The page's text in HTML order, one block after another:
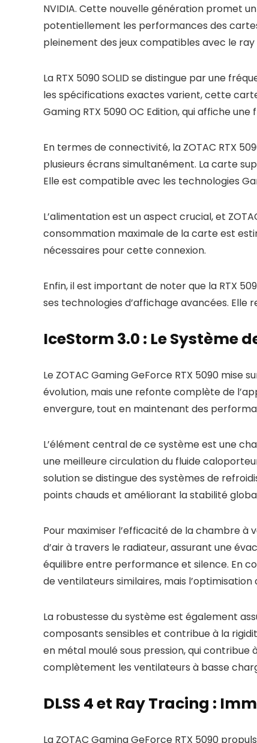
NVIDIA. Cette nouvelle génération promet
potentiellement les performances des
pleinement des jeux compatibles avec le
La RTX 5090 SOLID se distingue par une
les spécifications exactes varient, cette
Gaming RTX 5090 OC Edition, qui affiche
En termes de connectivité, la ZOTAC RTX
plusieurs écrans simultanément. La carte
Elle est compatible avec les technologies
L’alimentation est un aspect crucial, et
consommation maximale de la carte est
nécessaires pour cette connexion.
Enfin, il est important de noter que la RTX
ses technologies d’affichage avancées.
IceStorm 3.0 : Le Système
Le ZOTAC Gaming GeForce RTX 5090
évolution, mais une refonte complète de
envergure, tout en maintenant des
L’élément central de ce système est une
une meilleure circulation du fluide
solution se distingue des systèmes de
points chauds et améliorant la stabilité
Pour maximiser l’efficacité de la chambre à
d’air à travers le radiateur, assurant une
équilibre entre performance et silence. En
de ventilateurs similaires, mais
La robustesse du système est également
composants sensibles et contribue à la
en métal moulé sous pression, qui contribue
complètement les ventilateurs à basse
DLSS 4 et Ray Tracing :
La ZOTAC Gaming GeForce RTX 5090